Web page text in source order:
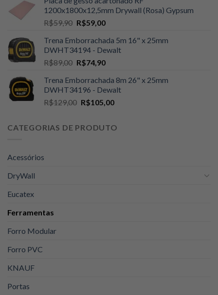
original
era:
R$109,00.
atual
é:
1200x1800x12,5mm Drywall (Rosa) Gypsum
R$59,90 O
original
era:
R$59,90.
R$59,00O
atual
é:
R$59,00.
Trena Emborrachada 5m 16" x 25mm
DWHT34194 - Dewalt
R$89,00 O
original
era:
R$89,00.
R$74,90O
atual
é:
R$74,90.
Trena Emborrachada 8m 26" x 25mm
DWHT34196 - Dewalt
R$129,00 O
era:
R$105,00O
é:
CATEGORIAS DE PRODUTO
Acessórios
DryWall
Eucatex
Ferramentas
Forro Modular
Forro PVC
KNAUF
Portas